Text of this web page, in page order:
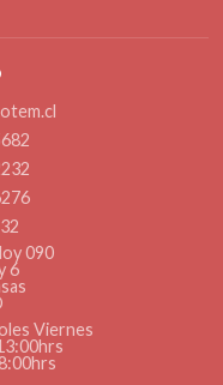
090
6
Viernes